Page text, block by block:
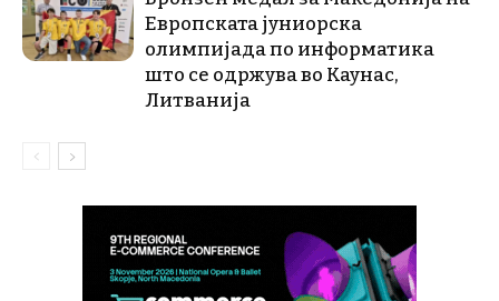
Европската јуниорска
олимпијада по информатика
што се одржува во Каунас,
Литванија